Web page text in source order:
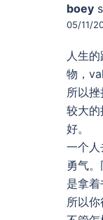
boey
05/11/
人生
物，
所以
较大
好。
一个
勇气
是拿着
所以